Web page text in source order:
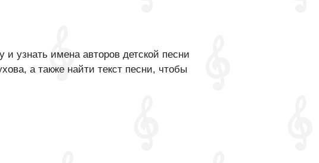
узнать имена авторов детской песни
а также найти текст песни, чтобы